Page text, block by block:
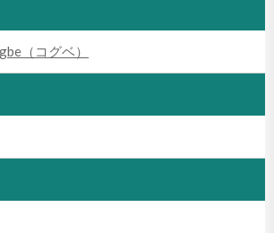
（コグベ）